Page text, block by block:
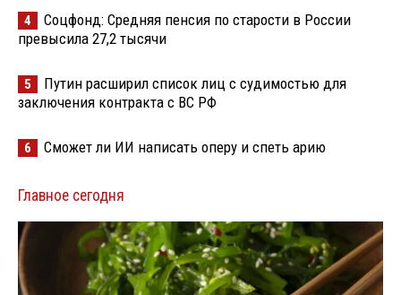
4
Соцфонд: Средняя пенсия по старости в России
превысила 27,2 тысячи
5
Путин расширил список лиц с судимостью для
заключения контракта с ВС РФ
6 Сможет ли ИИ написать оперу и спеть арию
Главное сегодня